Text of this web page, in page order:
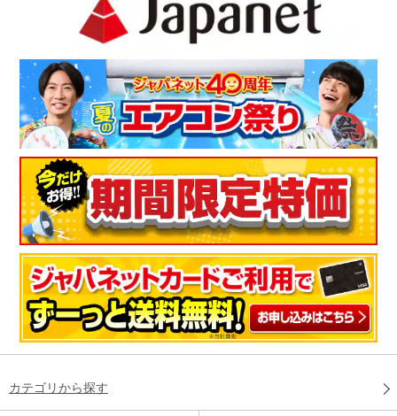
カテゴリから探す